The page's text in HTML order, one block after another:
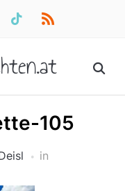
tiktok rss
105
in